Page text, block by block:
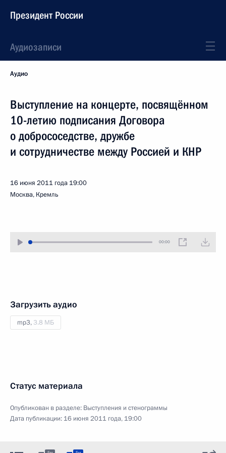
Президент России
Аудиозаписи
Аудио
Выступление на концерте, посвящённом
10-летию подписания Договора
о добрососедстве, дружбе
и сотрудничестве между Россией и КНР
16 июня 2011 года 19:00
Москва, Кремль
00:00
Загрузить аудио
mp3, 3.8 МБ
Статус материала
Опубликован в разделе: Выступления и стенограммы
Дата публикации: 16 июня 2011 года, 19:00